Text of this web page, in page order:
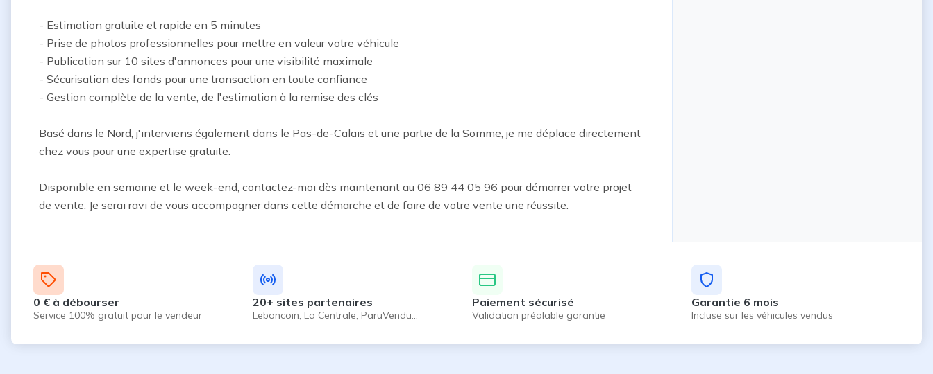
- Estimation gratuite et rapide en 5 minutes
- Prise de photos professionnelles pour mettre en valeur votre véhicule
- Publication sur 10 sites d'annonces pour une visibilité maximale
- Sécurisation des fonds pour une transaction en toute confiance
- Gestion complète de la vente, de l'estimation à la remise des clés
Basé dans le Nord, j'interviens également dans le Pas-de-Calais et une partie de la Somme, je me déplace directement
chez vous pour une expertise gratuite.
Disponible en semaine et le week-end, contactez-moi dès maintenant au 06 89 44 05 96 pour démarrer votre projet
de vente. Je serai ravi de vous accompagner dans cette démarche et de faire de votre vente une réussite.
0 € à débourser
Service 100% gratuit pour le vendeur
20+ sites partenaires
Leboncoin, La Centrale, ParuVendu…
Paiement sécurisé
Validation préalable garantie
Garantie 6 mois
Incluse sur les véhicules vendus